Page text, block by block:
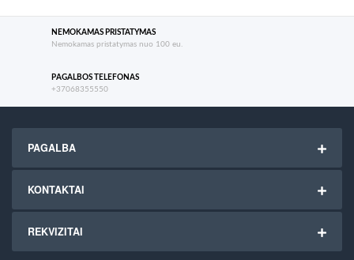
NEMOKAMAS PRISTATYMAS
Nemokamas pristatymas nuo 100 eu.
PAGALBOS TELEFONAS
+37068355550
PAGALBA
KONTAKTAI
REKVIZITAI